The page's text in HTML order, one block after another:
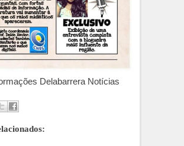
Delabarrera Notícias